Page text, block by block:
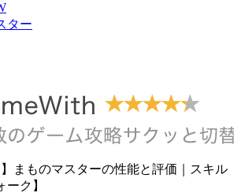
ター
】まものマスターの性能と評価｜スキル
ク】